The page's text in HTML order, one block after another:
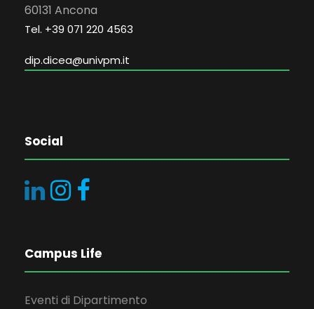
60131 Ancona
Tel. +39 071 220 4563
dip.dicea@univpm.it
Social
Campus Life
Eventi di Dipartimento